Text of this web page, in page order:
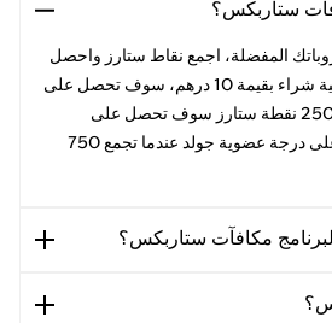
ستاربكس؟
المفضلة، اجمع نقاط ستارز واحصل
على مكافآت. عند كل عملية شراء بقيمة 10 درهم، سوف تحصل على
4 نقاط ستارز. مقابل كل 250 نقطة ستارز سوف تحصل على
مشروب مجاناً. ستحصل على درجة عضوية جولد عندما تجمع 750
مكافآت ستاربكس؟